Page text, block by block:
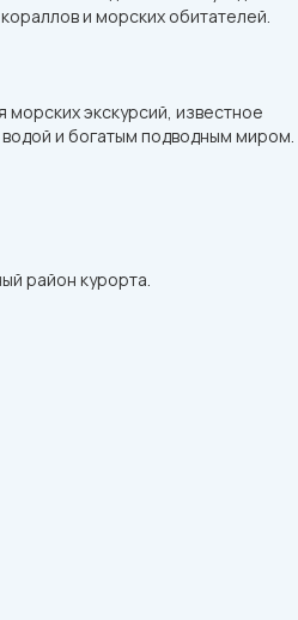
и морских обитателей.
экскурсий, известное
и богатым подводным миром.
район курорта.